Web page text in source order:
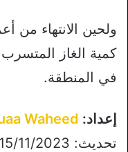
ولحين الانتهاء من
كمية الغاز
في المنطقة.
إعداد: Waheed
تحديث: 15/11/2023